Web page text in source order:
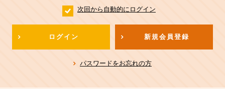
次回から自動的にログイン
ログイン 新規会員登録
パスワードをお忘れの方